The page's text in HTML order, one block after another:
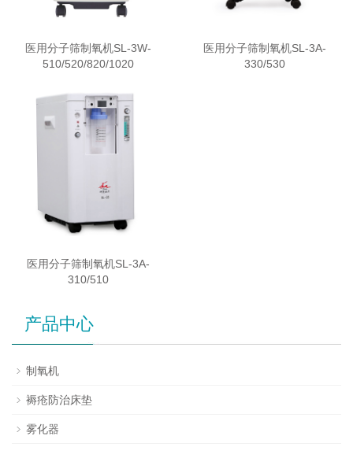
医用分子筛制氧机SL-3W-
510/520/820/1020
医用分子筛制氧机SL-3A-
330/530
医用分子筛制氧机SL-3A-
310/510
产品中心
制氧机
褥疮防治床垫
雾化器